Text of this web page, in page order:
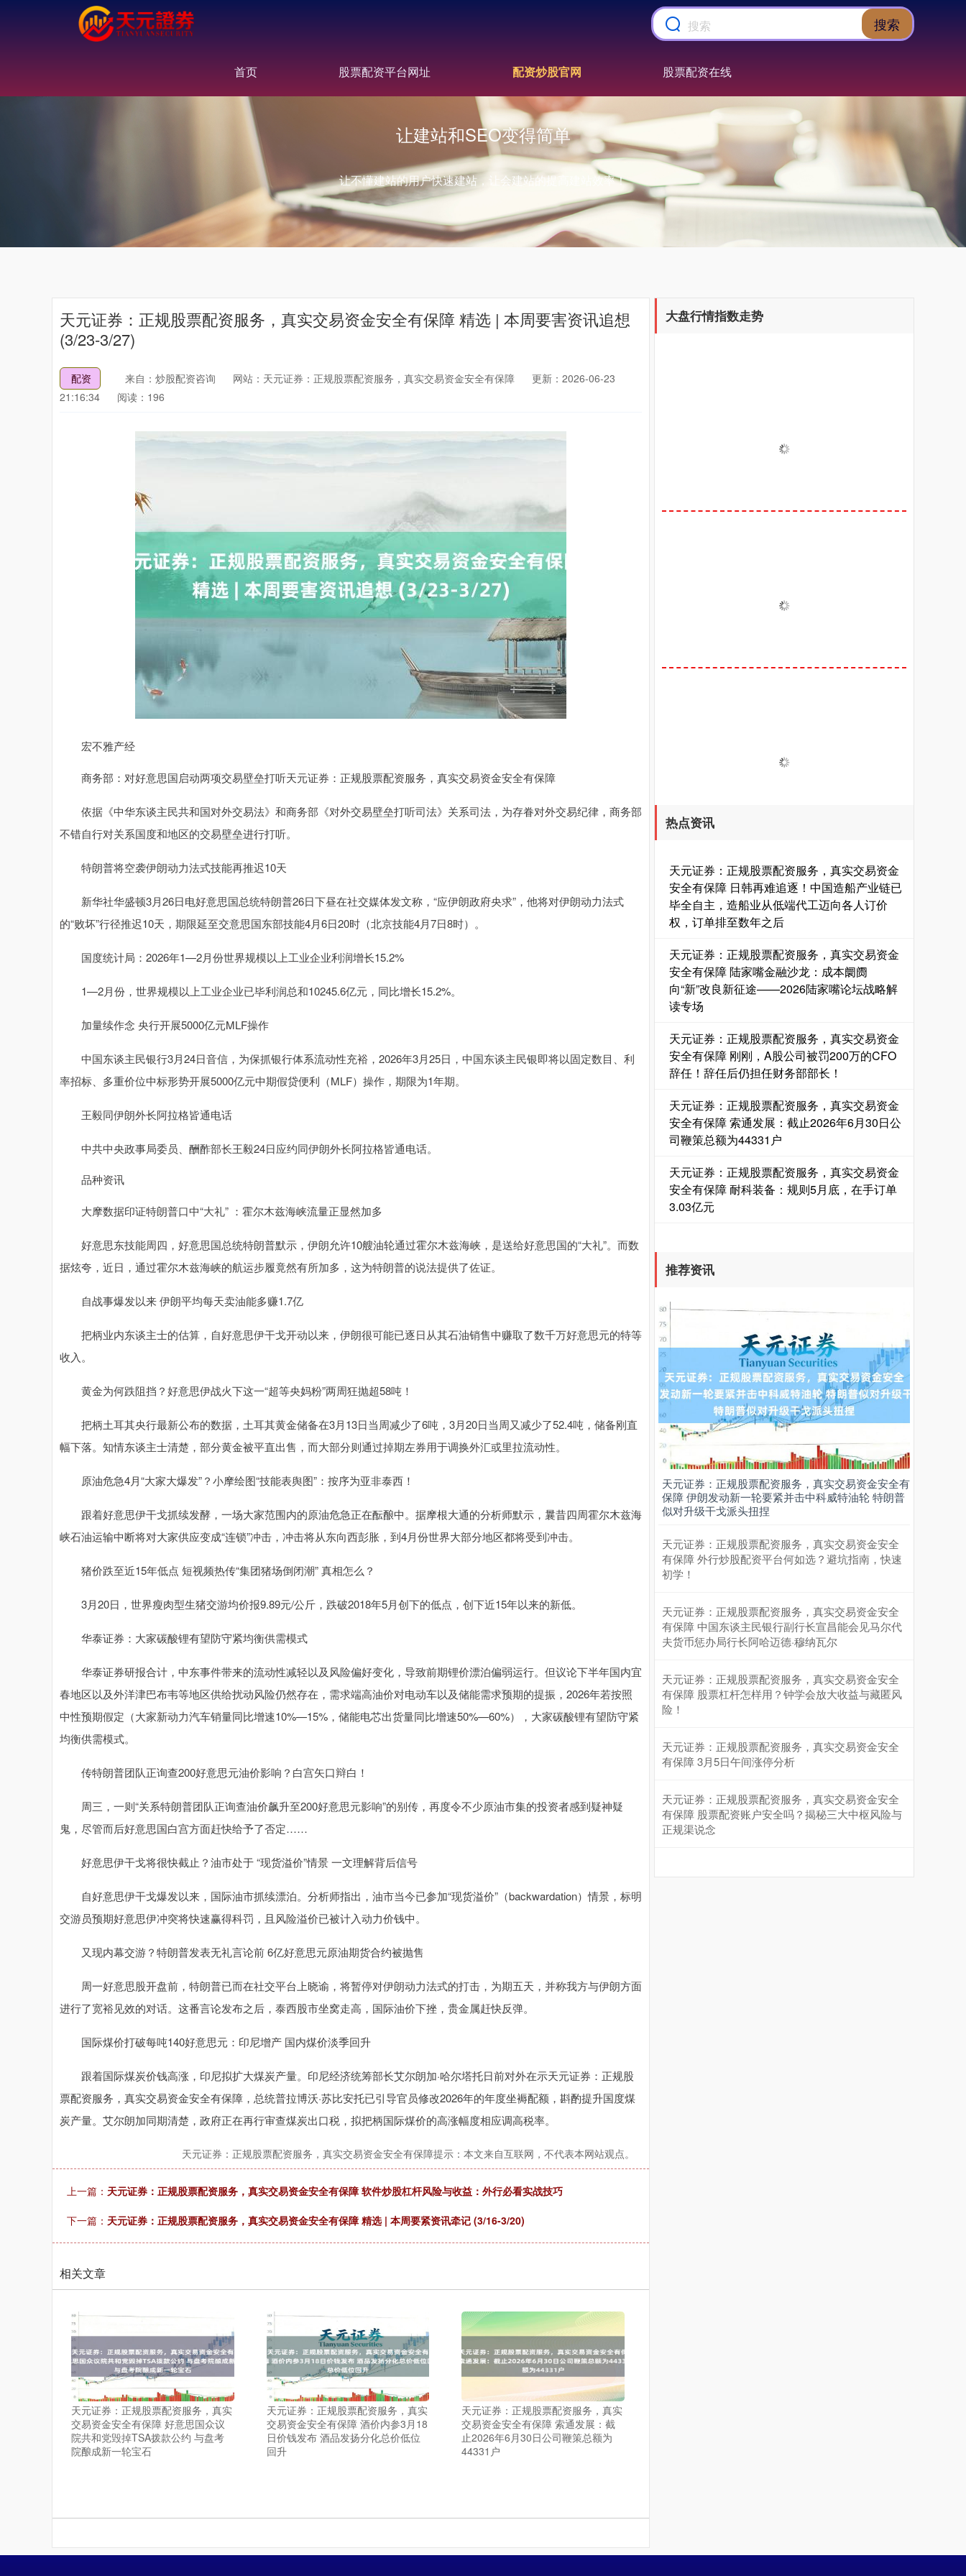
搜索
首页 股票配资平台网址 配资炒股官网 股票配资在线
让建站和SEO变得简单
让不懂建站的用户快速建站，让会建站的提高建站效率！
天元证券：正规股票配资服务，真实交易资金安全有保障 精选 | 本周要害资讯追想
(3/23-3/27)
配资 来自：炒股配资咨询 网站：天元证券：正规股票配资服务，真实交易资金安全有保障
更新：2026-06-23
21:16:34
阅读：196
宏不雅产经
商务部：对好意思国启动两项交易壁垒打听天元证券：正规股票配资服务，真实交易资金安全有保障
依据《中华东谈主民共和国对外交易法》和商务部《对外交易壁垒打听司法》关系司法，为存眷对外交易纪律，商务部
不错自行对关系国度和地区的交易壁垒进行打听。
特朗普将空袭伊朗动力法式技能再推迟10天
新华社华盛顿3月26日电好意思国总统特朗普26日下昼在社交媒体发文称，“应伊朗政府央求”，他将对伊朗动力法式
的“败坏”行径推迟10天，期限延至交意思国东部技能4月6日20时（北京技能4月7日8时）。
国度统计局：2026年1—2月份世界规模以上工业企业利润增长15.2%
1—2月份，世界规模以上工业企业已毕利润总和10245.6亿元，同比增长15.2%。
加量续作念 央行开展5000亿元MLF操作
中国东谈主民银行3月24日音信，为保抓银行体系流动性充裕，2026年3月25日，中国东谈主民银即将以固定数目、利
率招标、多重价位中标形势开展5000亿元中期假贷便利（MLF）操作，期限为1年期。
王毅同伊朗外长阿拉格皆通电话
中共中央政事局委员、酬酢部长王毅24日应约同伊朗外长阿拉格皆通电话。
品种资讯
大摩数据印证特朗普口中“大礼” ：霍尔木兹海峡流量正显然加多
好意思东技能周四，好意思国总统特朗普默示，伊朗允许10艘油轮通过霍尔木兹海峡，是送给好意思国的“大礼”。而数
据炫夸，近日，通过霍尔木兹海峡的航运步履竟然有所加多，这为特朗普的说法提供了佐证。
自战事爆发以来 伊朗平均每天卖油能多赚1.7亿
把柄业内东谈主士的估算，自好意思伊干戈开动以来，伊朗很可能已逐日从其石油销售中赚取了数千万好意思元的特等
收入。
黄金为何跌阻挡？好意思伊战火下这一“超等央妈粉”两周狂抛超58吨！
把柄土耳其央行最新公布的数据，土耳其黄金储备在3月13日当周减少了6吨，3月20日当周又减少了52.4吨，储备刚直
幅下落。知情东谈主士清楚，部分黄金被平直出售，而大部分则通过掉期左券用于调换外汇或里拉流动性。
原油危急4月“大家大爆发”？小摩绘图“技能表舆图”：按序为亚非泰西！
跟着好意思伊干戈抓续发酵，一场大家范围内的原油危急正在酝酿中。据摩根大通的分析师默示，曩昔四周霍尔木兹海
峡石油运输中断将对大家供应变成“连锁”冲击，冲击将从东向西彭胀，到4月份世界大部分地区都将受到冲击。
猪价跌至近15年低点 短视频热传“集团猪场倒闭潮” 真相怎么？
3月20日，世界瘦肉型生猪交游均价报9.89元/公斤，跌破2018年5月创下的低点，创下近15年以来的新低。
华泰证券：大家碳酸锂有望防守紧均衡供需模式
华泰证券研报合计，中东事件带来的流动性减轻以及风险偏好变化，导致前期锂价漂泊偏弱运行。但议论下半年国内宜
春地区以及外洋津巴布韦等地区供给扰动风险仍然存在，需求端高油价对电动车以及储能需求预期的提振，2026年若按照
中性预期假定（大家新动力汽车销量同比增速10%—15%，储能电芯出货量同比增速50%—60%），大家碳酸锂有望防守紧
均衡供需模式。
传特朗普团队正询查200好意思元油价影响？白宫矢口辩白！
周三，一则“关系特朗普团队正询查油价飙升至200好意思元影响”的别传，再度令不少原油市集的投资者感到疑神疑
鬼，尽管而后好意思国白宫方面赶快给予了否定……
好意思伊干戈将很快截止？油市处于 “现货溢价”情景 一文理解背后信号
自好意思伊干戈爆发以来，国际油市抓续漂泊。分析师指出，油市当今已参加“现货溢价”（backwardation）情景，标明
交游员预期好意思伊冲突将快速赢得科罚，且风险溢价已被计入动力价钱中。
又现内幕交游？特朗普发表无礼言论前 6亿好意思元原油期货合约被抛售
周一好意思股开盘前，特朗普已而在社交平台上晓谕，将暂停对伊朗动力法式的打击，为期五天，并称我方与伊朗方面
进行了宽裕见效的对话。这番言论发布之后，泰西股市坐窝走高，国际油价下挫，贵金属赶快反弹。
国际煤价打破每吨140好意思元：印尼增产 国内煤价淡季回升
跟着国际煤炭价钱高涨，印尼拟扩大煤炭产量。印尼经济统筹部长艾尔朗加·哈尔塔托日前对外在示天元证券：正规股
票配资服务，真实交易资金安全有保障，总统普拉博沃·苏比安托已引导官员修改2026年的年度坐褥配额，斟酌提升国度煤
炭产量。艾尔朗加同期清楚，政府正在再行审查煤炭出口税，拟把柄国际煤价的高涨幅度相应调高税率。
天元证券：正规股票配资服务，真实交易资金安全有保障提示：本文来自互联网，不代表本网站观点。
上一篇： 天元证券：正规股票配资服务，真实交易资金安全有保障 软件炒股杠杆风险与收益：外行必看实战技巧
下一篇： 天元证券：正规股票配资服务，真实交易资金安全有保障 精选 | 本周要紧资讯牵记 (3/16-3/20)
相关文章
天元证券：正规股票配资服务，真实
交易资金安全有保障 好意思国众议
院共和党毁掉TSA拨款公约 与盘考
院酿成新一轮宝石
天元证券：正规股票配资服务，真实
交易资金安全有保障 酒价内参3月18
日价钱发布 酒品发扬分化总价低位
回升
天元证券：正规股票配资服务，真实
交易资金安全有保障 索通发展：截
止2026年6月30日公司鞭策总额为
44331户
大盘行情指数走势
热点资讯
天元证券：正规股票配资服务，真实交易资金
安全有保障 日韩再难追逐！中国造船产业链已
毕全自主，造船业从低端代工迈向各人订价
权，订单排至数年之后
天元证券：正规股票配资服务，真实交易资金
安全有保障 陆家嘴金融沙龙：成本阛阓
向“新”改良新征途——2026陆家嘴论坛战略解
读专场
天元证券：正规股票配资服务，真实交易资金
安全有保障 刚刚，A股公司被罚200万的CFO
辞任！辞任后仍担任财务部部长！
天元证券：正规股票配资服务，真实交易资金
安全有保障 索通发展：截止2026年6月30日公
司鞭策总额为44331户
天元证券：正规股票配资服务，真实交易资金
安全有保障 耐科装备：规则5月底，在手订单
3.03亿元
推荐资讯
天元证券：正规股票配资服务，真实交易资金安全有
保障 伊朗发动新一轮要紧并击中科威特油轮 特朗普
似对升级干戈派头扭捏
天元证券：正规股票配资服务，真实交易资金安全
有保障 外行炒股配资平台何如选？避坑指南，快速
初学！
天元证券：正规股票配资服务，真实交易资金安全
有保障 中国东谈主民银行副行长宣昌能会见马尔代
夫货币惩办局行长阿哈迈德·穆纳瓦尔
天元证券：正规股票配资服务，真实交易资金安全
有保障 股票杠杆怎样用？钟学会放大收益与藏匿风
险！
天元证券：正规股票配资服务，真实交易资金安全
有保障 3月5日午间涨停分析
天元证券：正规股票配资服务，真实交易资金安全
有保障 股票配资账户安全吗？揭秘三大中枢风险与
正规渠说念